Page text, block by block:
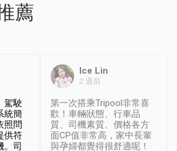
薦
駕駛
統簡
照問
供符
。司
Ice Lin
2 週前
第一次搭乘Tripool非常喜
歡！車輛狀態、行車品
質、司機素質、價格各方
面CP值非常高，家中長輩
與孕婦都覺得很舒適呢！